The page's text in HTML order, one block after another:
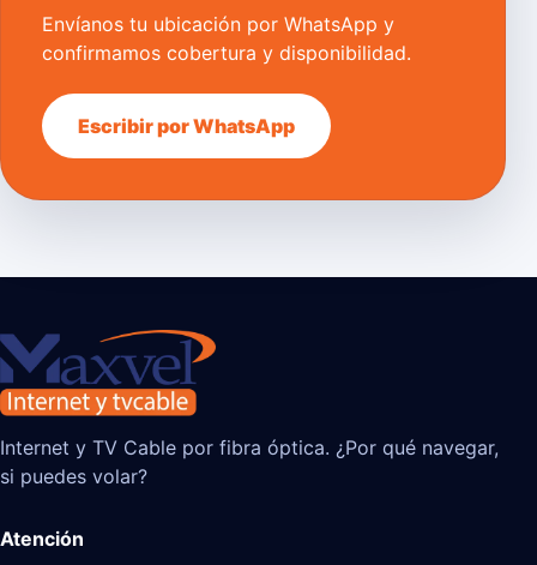
Envíanos tu ubicación por WhatsApp y
confirmamos cobertura y disponibilidad.
Escribir por WhatsApp
Internet y TV Cable por fibra óptica. ¿Por qué navegar,
si puedes volar?
Atención